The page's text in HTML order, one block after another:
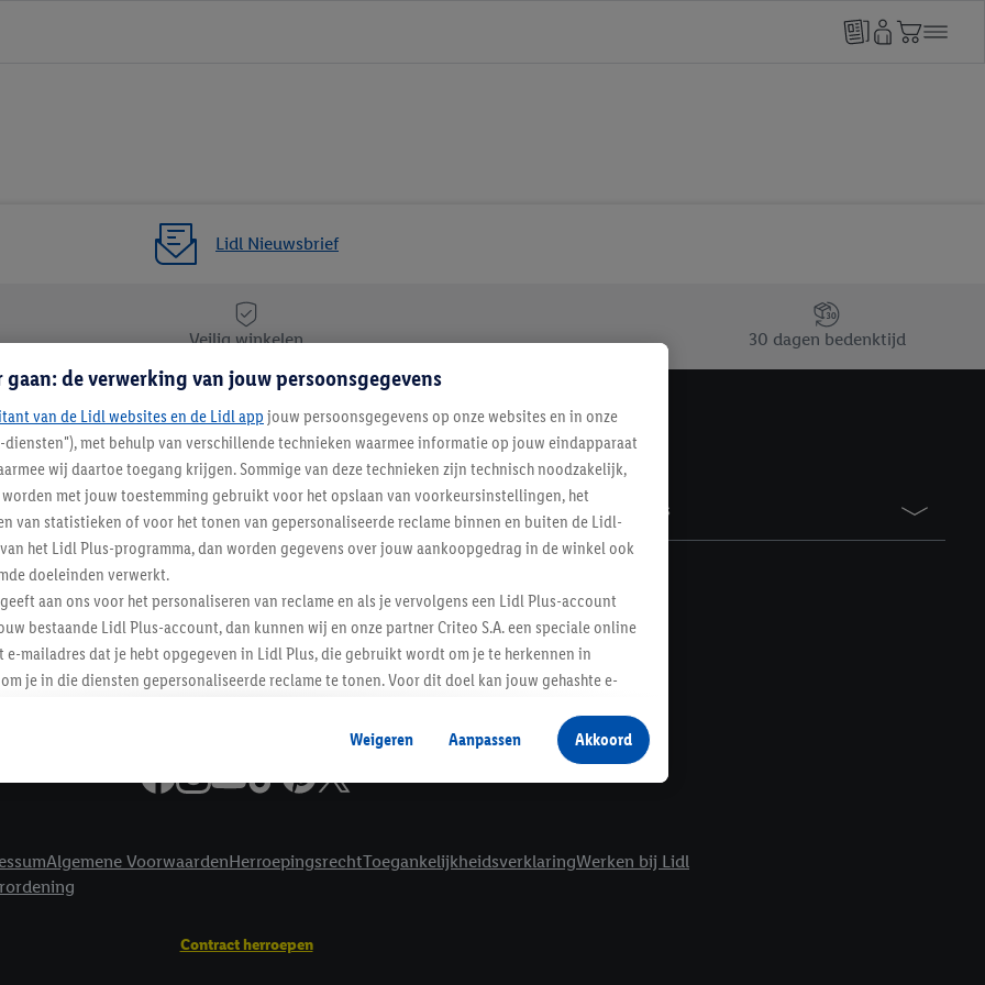
Lidl Nieuwsbrief
Veilig winkelen 30 dagen bedenktijd
Lidl Nieuwsbrief
Schrijf je in
Informatie Awards
Algemene VoorwaardenHerroepingsrechtToegankelijkheidsverklaringWerken bij Lidl
Contract herroepen
de verwerking van jouw persoonsgegevens
van de Lidl websites en de Lidl app jouw persoonsgegevens op onze websites en in onze
met behulp van verschillende technieken waarmee informatie op jouw eindapparaat
wij daartoe toegang krijgen. Sommige van deze technieken zijn technisch noodzakelijk,
met jouw toestemming gebruikt voor het opslaan van voorkeursinstellingen, het
van statistieken of voor het tonen van gepersonaliseerde reclame binnen en buiten de Lidl-
het Lidl Plus-programma, dan worden gegevens over jouw aankoopgedrag in de winkel ook
doeleinden verwerkt.
aan ons voor het personaliseren van reclame en als je vervolgens een Lidl Plus-account
bestaande Lidl Plus-account, dan kunnen wij en onze partner Criteo S.A. een speciale online
mailadres dat je hebt opgegeven in Lidl Plus, die gebruikt wordt om je te herkennen in
je in die diensten gepersonaliseerde reclame te tonen. Voor dit doel kan jouw gehashte e-
geeft, dan kunnen retargeting advertenties worden weergegeven voor producten waarin je
(bijvoorbeeld door het product in een winkelmandje van een online winkel te plaatsen
andere identifiers of met identifiers waarover Criteo S.A. beschikt, aan jou kunnen worden
instemt. Verder kan je er meer informatie vinden over de gegevensverwerking.
Weigeren Aanpassen Akkoord